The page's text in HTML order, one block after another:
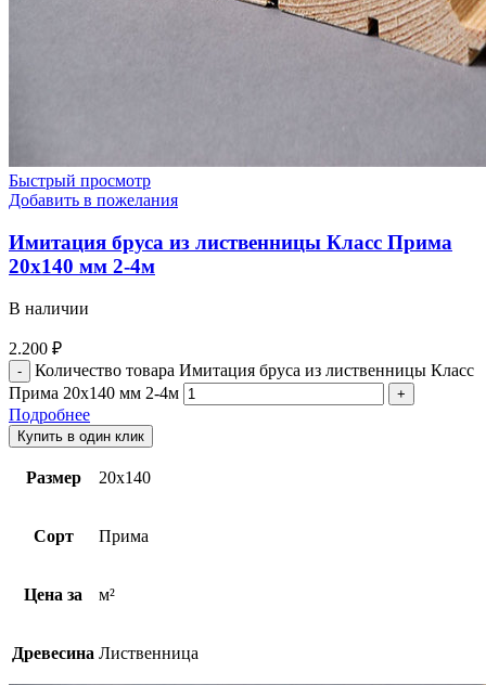
Быстрый просмотр
Добавить в пожелания
Имитация бруса из лиственницы Класс Прима
20х140 мм 2-4м
В наличии
2.200 ₽
Количество товара Имитация бруса из лиственницы Класс
Прима 20х140 мм 2-4м
Подробнее
Купить в один клик
Размер 20х140
Сорт Прима
Цена за м²
Древесина Лиственница